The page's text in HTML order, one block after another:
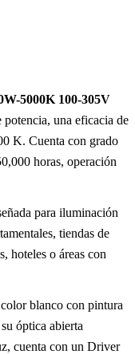
5000K 100-305V
potencia, una eficacia de
K. Cuenta con grado
horas, operación
para iluminación
tiendas de
hoteles o áreas con
blanco con pintura
óptica abierta
cuenta con un Driver